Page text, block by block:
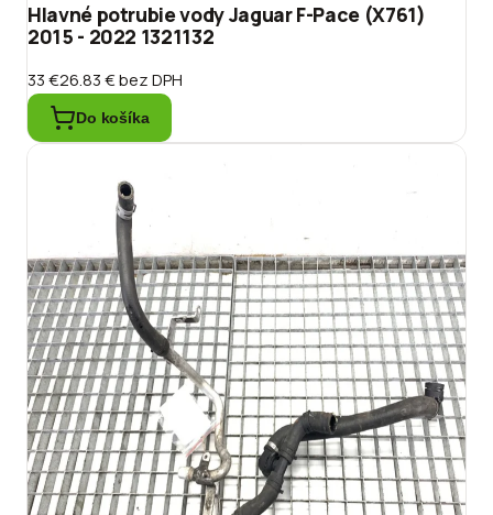
Hlavné potrubie vody Jaguar F-Pace (X761)
2015 - 2022 1321132
33 €26.83 €bez DPH
Do košíka